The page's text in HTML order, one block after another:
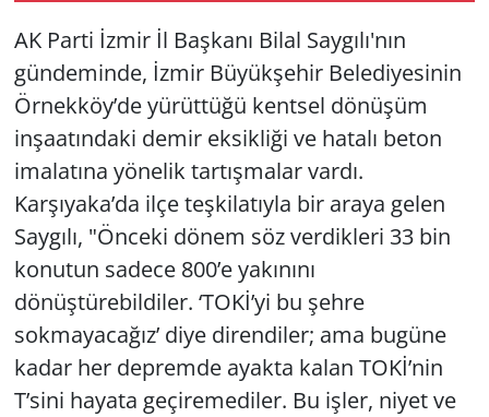
AK Parti İzmir İl Başkanı Bilal Saygılı'nın
gündeminde, İzmir Büyükşehir Belediyesinin
Örnekköy’de yürüttüğü kentsel dönüşüm
inşaatındaki demir eksikliği ve hatalı beton
imalatına yönelik tartışmalar vardı.
Karşıyaka’da ilçe teşkilatıyla bir araya gelen
Saygılı, "Önceki dönem söz verdikleri 33 bin
konutun sadece 800’e yakınını
dönüştürebildiler. ‘TOKİ’yi bu şehre
sokmayacağız’ diye direndiler; ama bugüne
kadar her depremde ayakta kalan TOKİ’nin
T’sini hayata geçiremediler. Bu işler, niyet ve